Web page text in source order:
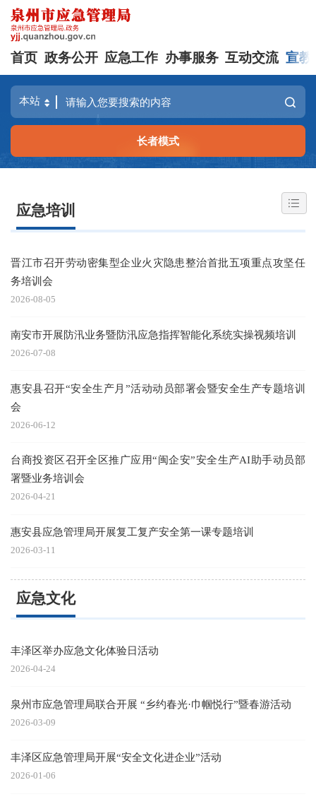
首页 政务公开 应急工作 办事服务 互动交流 宣教
长者模式
应急培训
晋江市召开劳动密集型企业火灾隐患整治首批五项重点攻坚任
务培训会
2026-08-05
南安市开展防汛业务暨防汛应急指挥智能化系统实操视频培训
2026-07-08
惠安县召开“安全生产月”活动动员部署会暨安全生产专题培训
会
2026-06-12
台商投资区召开全区推广应用“闽企安”安全生产AI助手动员部
署暨业务培训会
2026-04-21
惠安县应急管理局开展复工复产安全第一课专题培训
2026-03-11
应急文化
丰泽区举办应急文化体验日活动
2026-04-24
泉州市应急管理局联合开展 “乡约春光·巾帼悦行”暨春游活动
2026-03-09
丰泽区应急管理局开展“安全文化进企业”活动
2026-01-06